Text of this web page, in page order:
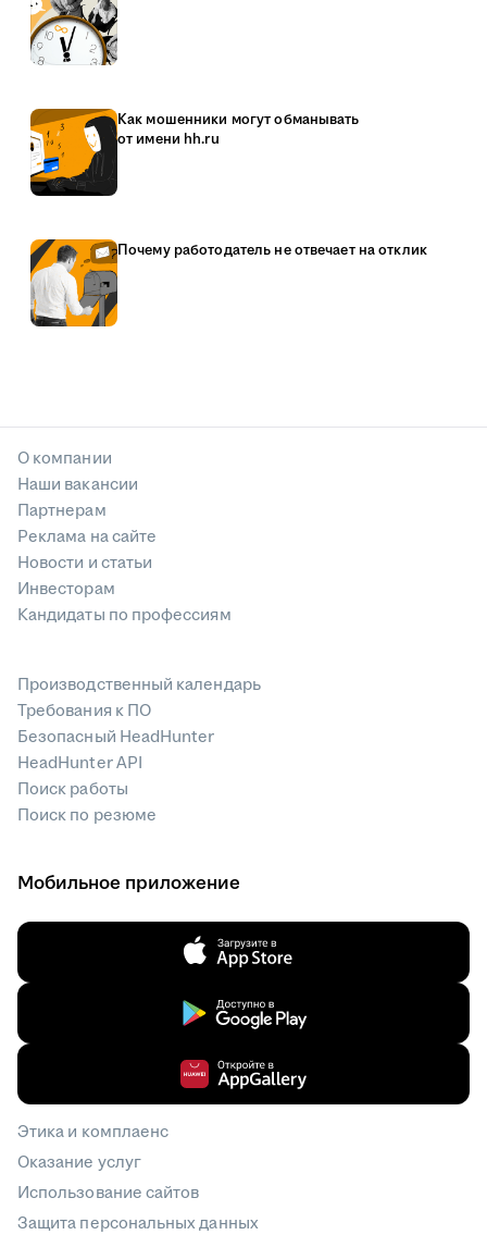
Как мошенники могут обманывать
от имени hh.ru
Почему работодатель не отвечает на отклик
О компании
Наши вакансии
Партнерам
Реклама на сайте
Новости и статьи
Инвесторам
Кандидаты по профессиям
Производственный календарь
Требования к ПО
Безопасный HeadHunter
HeadHunter API
Поиск работы
Поиск по резюме
Мобильное приложение
Этика и комплаенс
Оказание услуг
Использование сайтов
Защита персональных данных